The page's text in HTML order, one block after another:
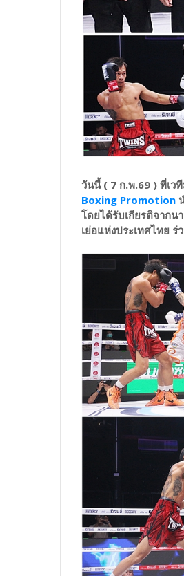
วันนี้ ( 7 ก.พ.69 ) ที่เว
Boxing Promotion
โดยได้รับเกียรติจากน
เย่อแห่งประเทศไทย